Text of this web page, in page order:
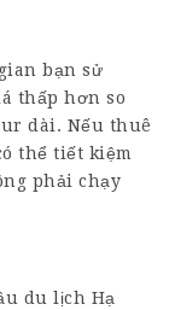
bạn sử
thấp hơn so
dài. Nếu thuê
thể tiết kiệm
phải chạy
du lịch Hạ